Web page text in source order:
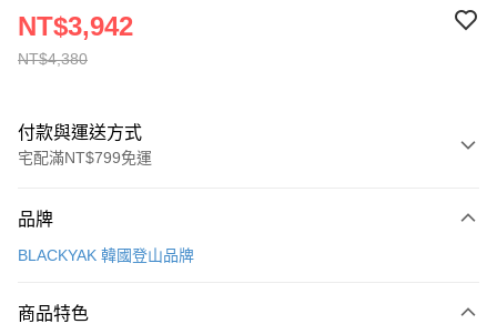
NT$4,380
NT$3,942
付款與運送方式
宅配滿NT$799免運
信用卡一次付款
Apple Pay
品牌
BLACKYAK 韓國登山品牌
商品特色